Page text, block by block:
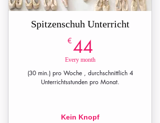
Spitzenschuh Unterricht
€44
Every month
(30 min.) pro Woche , durchschnittlich 4
Unterrichtsstunden pro Monat.
Kein Knopf